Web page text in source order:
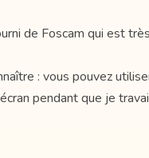
de Foscam qui est
: vous pouvez
pendant que je